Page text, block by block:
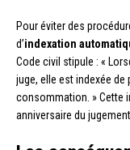
Pour éviter des
d’indexation
Code civil stipule : «
juge, elle est indexée de
consommation. » Cette
anniversaire du